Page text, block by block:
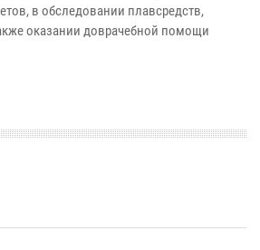
в обследовании плавсредств,
оказании доврачебной помощи